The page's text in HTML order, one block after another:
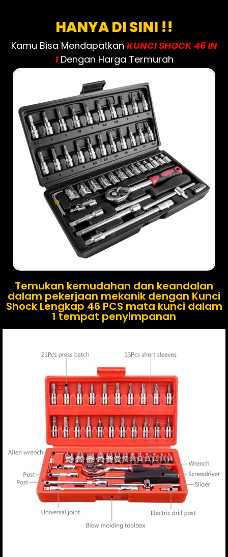
HANYA DI SINI !!
Kamu Bisa Mendapatkan KUNCI SHOCK 46 IN
1 Dengan Harga Termurah
Temukan kemudahan dan keandalan
dalam pekerjaan mekanik dengan Kunci
Shock Lengkap 46 PCS mata kunci dalam
1 tempat penyimpanan